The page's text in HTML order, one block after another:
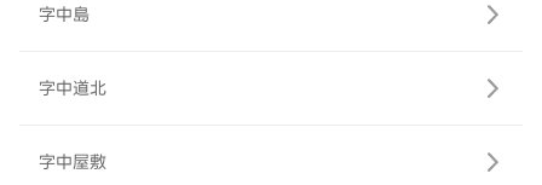
字中島
字中道北
字中屋敷